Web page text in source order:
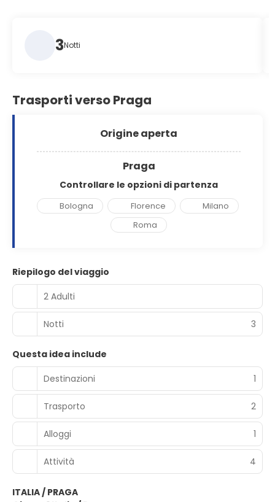
3Notti
Trasporti verso Praga
Origine aperta
Praga
Controllare le opzioni di partenza
Bologna Florence
Milano
Roma
Riepilogo del viaggio
2 Adulti
Notti 3
Questa idea include
Destinazioni
1
Trasporto 2
Alloggi 1
Attività 4
ITALIA / PRAGA